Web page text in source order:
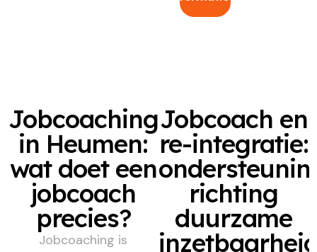
Jobcoaching
in Heumen:
wat doet een
jobcoach
precies?
Jobcoaching is
Jobcoach en
re-integratie:
richting
duurzame